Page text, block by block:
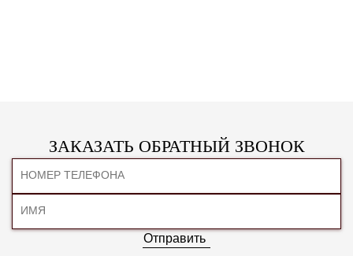
ЗАКАЗАТЬ ОБРАТНЫЙ ЗВОНОК
Отправить